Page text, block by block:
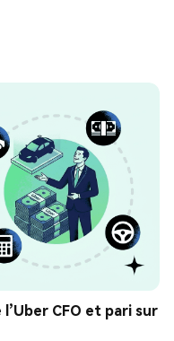
CFO et pari sur